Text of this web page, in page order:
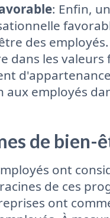
: Enfin,
des
dans les valeurs
employés
de bien-
ont
de ces
ont